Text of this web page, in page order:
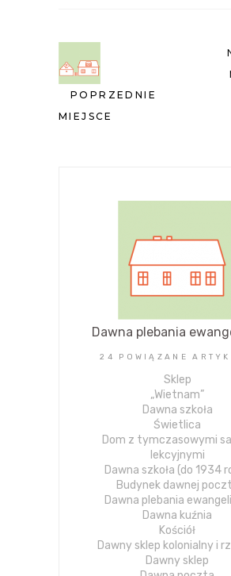
POPRZEDNIE
MIEJSCE
Dawna plebania
24 POWIĄZANE
Sklep
„Wietnam”
Dawna szkoła
Świetlica
Dom z tymczasowymi
lekcyjnymi
Dawna szkoła (do 1934
Budynek dawnej
Dawna plebania
Dawna kuźnia
Kościół
Dawny sklep kolonialny i
Dawny sklep